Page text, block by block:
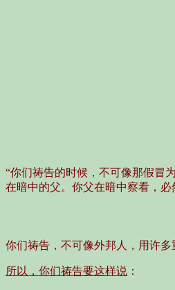
“你们祷告的时候，不可像那假冒
在暗中的父。你父在暗中察看，必
你们祷告，不可像外邦人，用许
所以，你们祷告要这样说 ：